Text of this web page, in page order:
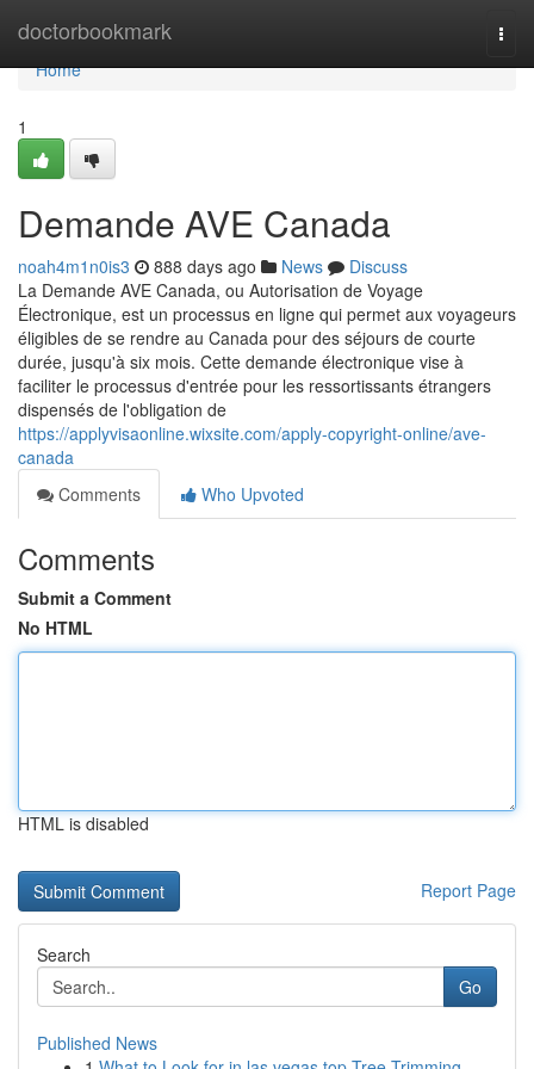
doctorbookmark
Home
Home
1
Demande AVE Canada
noah4m1n0is3 888 days ago News
Discuss
La Demande AVE Canada, ou Autorisation de Voyage
Électronique, est un processus en ligne qui permet aux voyageurs
éligibles de se rendre au Canada pour des séjours de courte
durée, jusqu'à six mois. Cette demande électronique vise à
faciliter le processus d'entrée pour les ressortissants étrangers
dispensés de l'obligation de
https://applyvisaonline.wixsite.com/apply-copyright-online/ave-
canada
Comments
Who Upvoted
Comments
Submit a Comment
No HTML
HTML is disabled
Report Page
Search
Go
Published News